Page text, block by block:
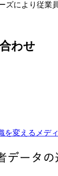
ズにより従業
わせ